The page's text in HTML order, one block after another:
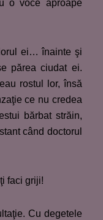
o voce aproape
ei… înainte şi
părea ciudat ei.
rostul lor, însă
ce nu credea
bărbat străin,
când doctorul
faci griji!
Cu degetele